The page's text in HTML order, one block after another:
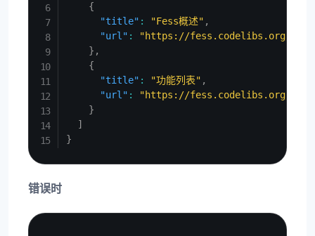
{
"title" : "Fess概述" ,
"url" :
"https://fess.codelibs.org/ja/
} ,
{
"title" : "功能列表" ,
"url" :
"https://fess.codelibs.org/ja/
}
]
}
错误时